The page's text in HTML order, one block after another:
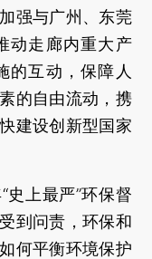
强与广州、东莞
动走廊内重大产
的互动，保障人
的自由流动，携
建设创新型国家
上最严”环保督
到问责，环保和
何平衡环境保护